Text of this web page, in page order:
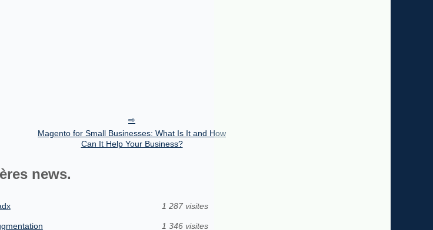
Magento for Small Businesses: What Is It and How
Can It Help Your Business?
news.
1 287 visites
1 346 visites